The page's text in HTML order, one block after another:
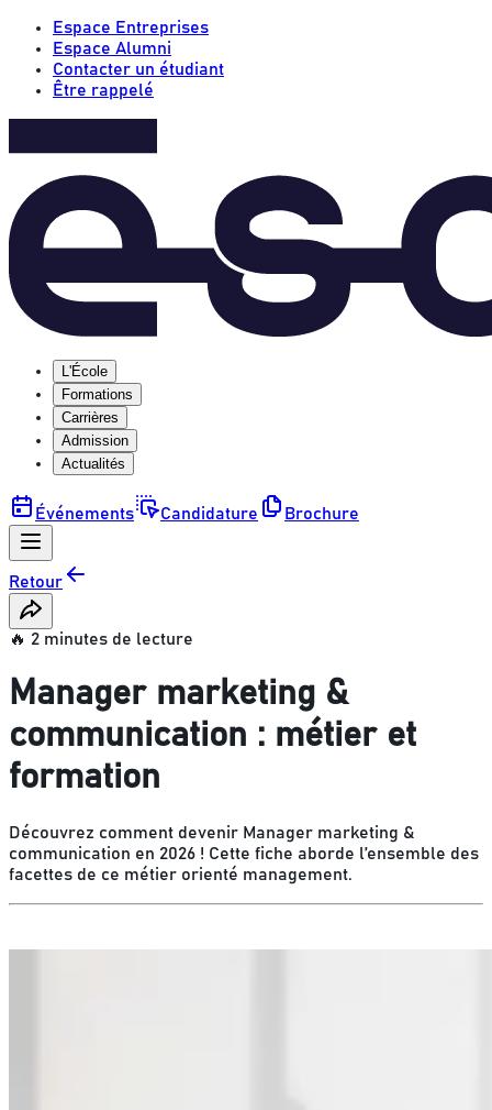
Espace Entreprises
Espace Alumni
Contacter un étudiant
Être rappelé
L'École
Formations
Carrières
Admission
Actualités
Événements Candidature Brochure
Retour
🔥 2 minutes de lecture
Manager marketing &
communication : métier et
formation
Découvrez comment devenir Manager marketing &
communication en 2026 ! Cette fiche aborde l’ensemble des
facettes de ce métier orienté management.